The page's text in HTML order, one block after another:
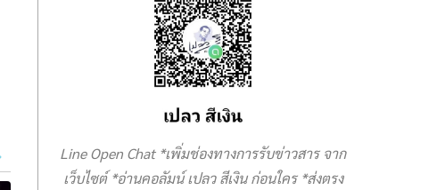
Line Open Chat *เพิ่มช่องทางการรับข่าวสาร จาก
เว็บไซต์ *อ่านคอลัมน์ เปลว สีเงิน ก่อนใคร *ส่งตรง